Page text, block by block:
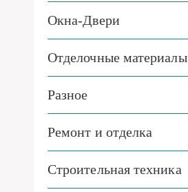
Окна-Двери
Отделочные материалы
Разное
Ремонт и отделка
Строительная техника